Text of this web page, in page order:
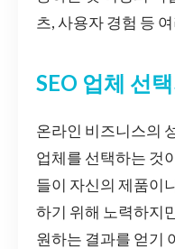
츠, 사용자 경험 등
SEO 업체 선
온라인 비즈니스의
업체를 선택하는 것
들이 자신의 제품이
하기 위해 노력하지
원하는 결과를 얻기